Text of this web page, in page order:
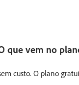
que vem no
custo. O plano